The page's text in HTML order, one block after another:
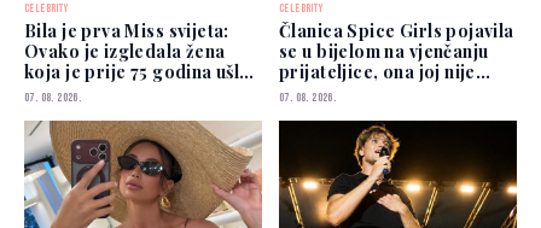
CELEBRITY
Bila je prva Miss svijeta:
Ovako je izgledala žena
koja je prije 75 godina ušla
u historiju
07. 08. 2026.
CELEBRITY
Članica Spice Girls pojavila
se u bijelom na vjenčanju
prijateljice, ona joj nije
prešutjela
07. 08. 2026.